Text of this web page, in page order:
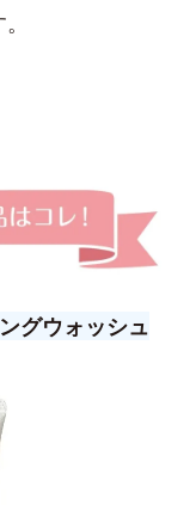
グウォッシュ